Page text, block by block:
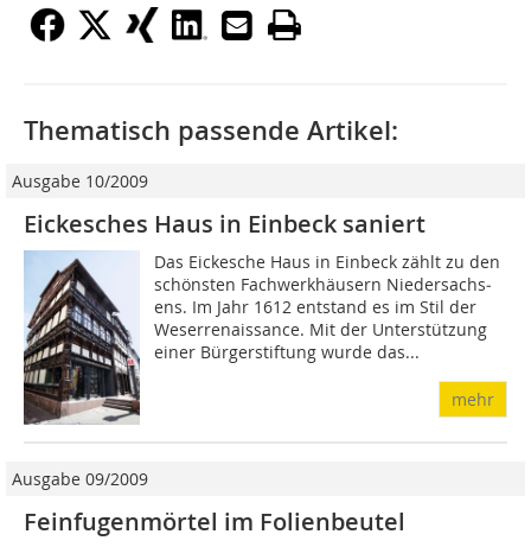
Thematisch passende Artikel:
Ausgabe 10/2009
Eickesches Haus in Einbeck saniert
Das Eickesche Haus in Einbeck zählt zu den
schönsten Fachwerkhäusern Niedersachs­
ens. Im Jahr 1612 entstand es im Stil der
Weserrenaissance. Mit der Unterstützung
einer Bürgerstiftung wurde das...
mehr
Ausgabe 09/2009
Feinfugenmörtel im Folienbeutel